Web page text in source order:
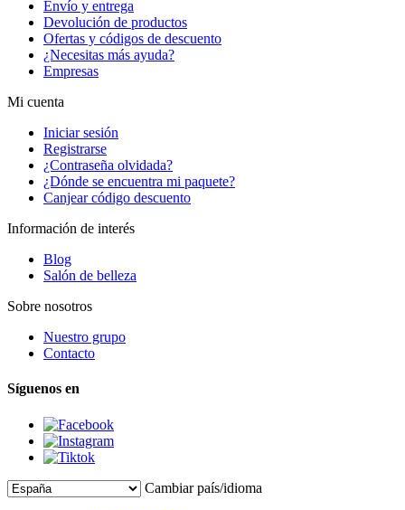
Envío y entrega
Devolución de productos
Ofertas y códigos de descuento
¿Necesitas más ayuda?
Empresas
Mi cuenta
Iniciar sesión
Registrarse
¿Contraseña olvidada?
¿Dónde se encuentra mi paquete?
Canjear código descuento
Información de interés
Blog
Salón de belleza
Sobre nosotros
Nuestro grupo
Contacto
Síguenos en
Cambiar país/idioma